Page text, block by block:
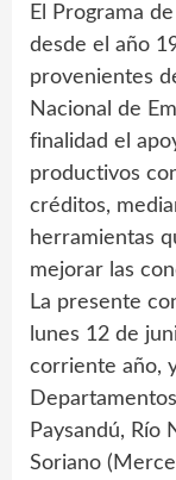
El Programa
desde el año
provenientes
Nacional de
finalidad el
productivos
créditos,
herramientas
mejorar las
La presente
lunes 12 de
corriente año,
Paysandú, Río
Soriano